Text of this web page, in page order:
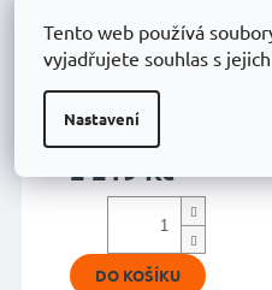
Tento web používá
vyjadřujete souhlas s
Nastavení
Batoh Head Tour
Racqpack CP
Skladem u dodavatele
2 219 Kč
DO KOŠÍKU